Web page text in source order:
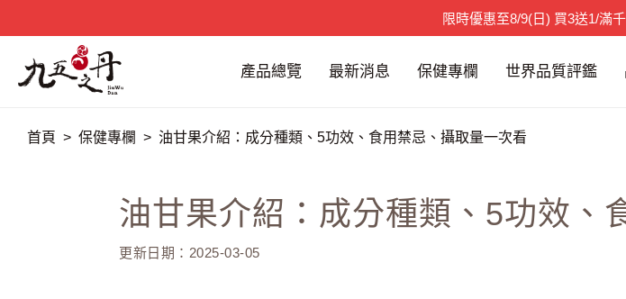
父親節限時特賣至8/15(六) 9折碼
限時優惠至8/9(日) 買3送1/滿
產品總覽 最新消息 保健專欄 世界品質評鑑
首頁 保健專欄 油甘果介紹：成分種類、5功效、食用禁忌、攝取量一次看
油甘果介紹：成分種類、5功效、
更新日期：2025-03-05